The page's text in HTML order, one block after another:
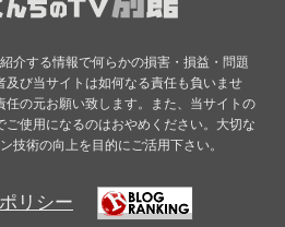
介する情報で何らかの損害・損益・問題
及び当サイトは如何なる責任も負いませ
任の元お願い致します。また、当サイトの
使用になるのはおやめください。大切な
技術の向上を目的にご活用下さい。
リシー